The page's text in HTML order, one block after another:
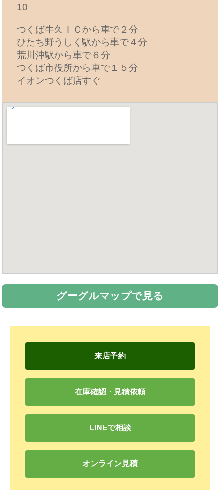
10
つくば牛久ＩＣから車で２分
ひたち野うしく駅から車で４分
荒川沖駅から車で６分
つくば市役所から車で１５分
イオンつくば店すぐ
グーグルマップで見る
来店予約
在庫確認・見積依頼
LINEで相談
オンライン見積